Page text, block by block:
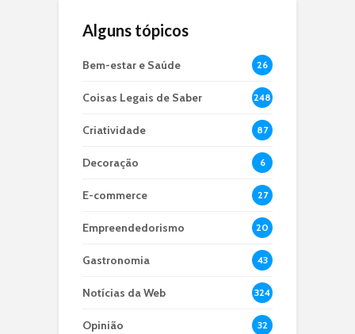
Alguns tópicos
Bem-estar e Saúde 26
Coisas Legais de Saber 248
Criatividade 87
Decoração 6
E-commerce 27
Empreendedorismo 20
Gastronomia 43
Notícias da Web 324
Opinião 32